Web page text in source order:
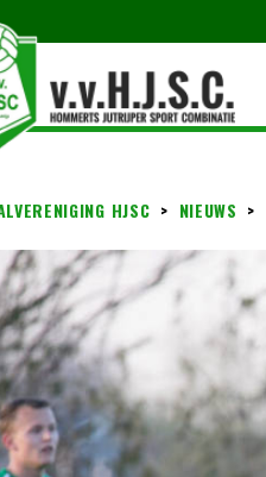
HJSC > NIEUWS >